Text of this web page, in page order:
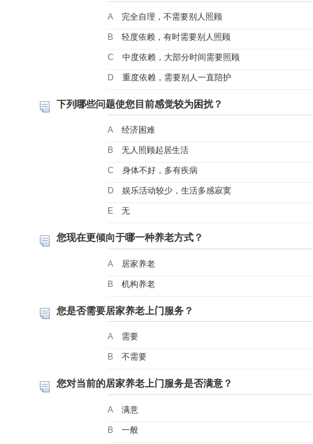
A 完全自理，不需要别人照顾
B 轻度依赖，有时需要别人照顾
C 中度依赖，大部分时间需要照顾
D 重度依赖，需要别人一直陪护
下列哪些问题使您目前感觉较为困扰？
A 经济困难
B 无人照顾起居生活
C 身体不好，多有疾病
D 娱乐活动较少，生活多感寂寞
E 无
您现在更倾向于哪一种养老方式？
A 居家养老
B 机构养老
您是否需要居家养老上门服务？
A 需要
B 不需要
您对当前的居家养老上门服务是否满意？
A 满意
B 一般